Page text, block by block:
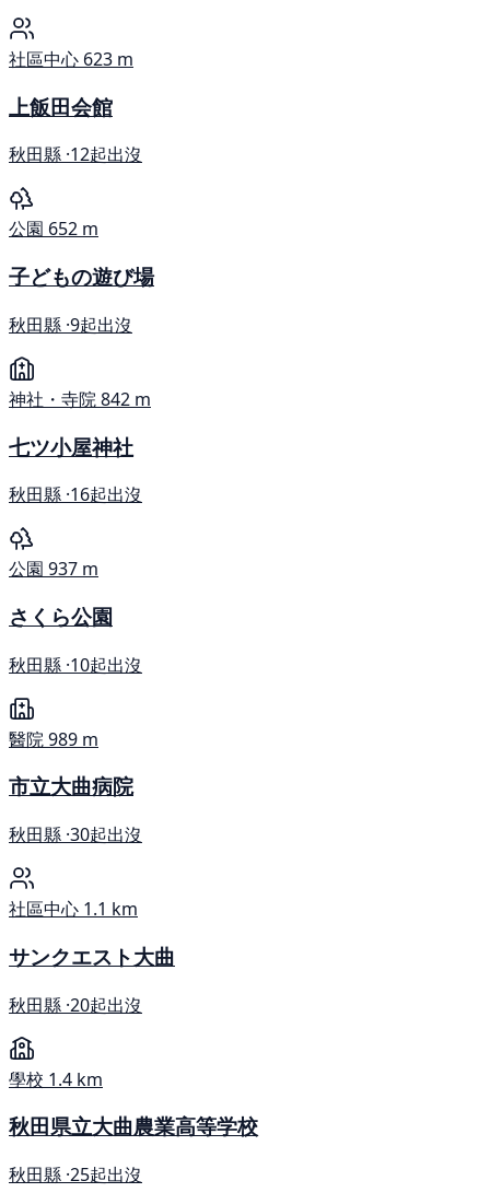
社區中心 623 m
上飯田会館
秋田縣 ·12起出沒
公園 652 m
子どもの遊び場
秋田縣 ·9起出沒
神社・寺院842 m
七ツ小屋神社
秋田縣 ·16起出沒
公園 937 m
さくら公園
秋田縣 ·10起出沒
醫院989 m
市立大曲病院
秋田縣 ·30起出沒
社區中心 1.1 km
サンクエスト大曲
秋田縣 ·20起出沒
學校 1.4 km
秋田県立大曲農業高等学校
秋田縣 ·25起出沒